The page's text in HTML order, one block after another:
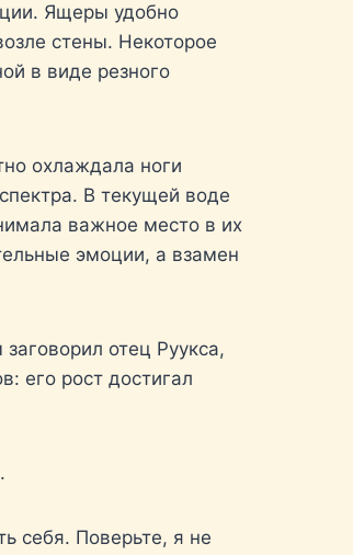
Ящеры удобно
стены. Некоторое
в виде резного
охлаждала ноги
В текущей воде
важное место в их
эмоции, а взамен
отец Руукса,
его рост достигал
себя. Поверьте, я не